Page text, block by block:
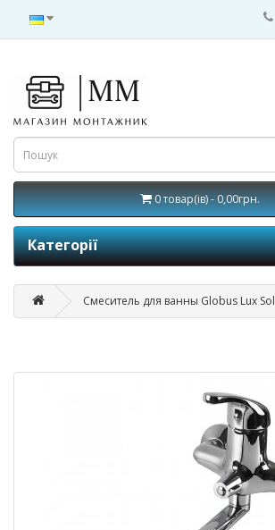
0 товар(ів) - 0,00грн.
Категорії
Смеситель для ванны Globus Lux